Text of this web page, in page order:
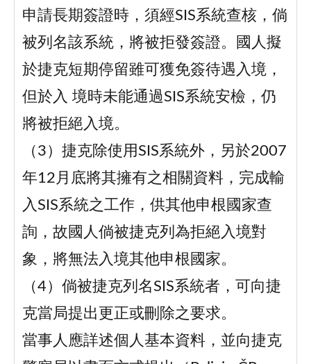
申請長期簽證時，須經SIS系統查核，倘
被列名該系統，將被拒發簽證。國人擬
於捷克短期停留雖可獲免簽待遇入境，
但於入 境時未能通過SIS系統安檢，仍
將被拒絕入境。
（3）捷克除使用SIS系統外，另於2007
年12月底將其擁有之相關資料，完成輸
入SIS系統之工作，供其他申根國家查
詢，故國人倘被捷克列為拒絕入境對
象，將無法入境其他申根國家。
（4）倘被捷克列名SIS系統者，可向捷
克當局提出更正或刪除之要求。
當事人應詳述個人基本資料，並向捷克